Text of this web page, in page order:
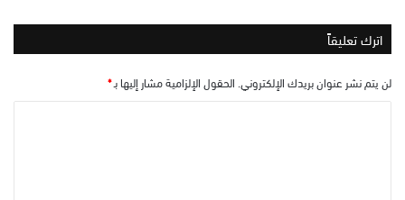
اترك تعليقاً
لن يتم نشر عنوان بريدك الإلكتروني. الحقول الإلزامية مشار إليها بـ*